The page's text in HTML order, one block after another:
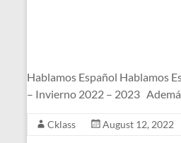
Hablamos Español Hablamos
– Invierno 2022 – 2023
Cklass August 12, 2022